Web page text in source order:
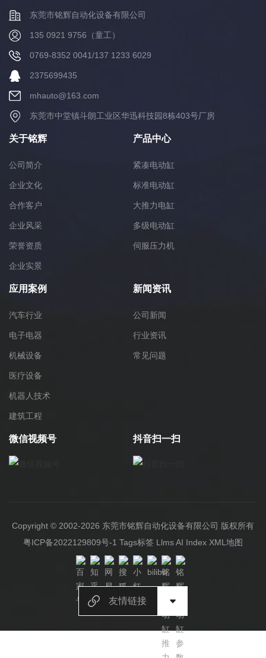
东莞市铭辉自动化设备有限公司
135 0921 9756（童工）
0769-8352 0041/137 1233 6029
2375699435
mhauto@163.com
东莞市中堂镇斗朗工业区华迅科技园8栋403号厂房
关于铭辉
公司简介
企业文化
合作客户
企业风采
荣誉资质
企业实景
产品中心
紧凑电动缸
标准电动缸
大推力电缸
多级电动缸
伺服压力机
应用案例
汽车行业
电子电器
机械设备
医疗设备
机器人技术
建筑工程
新闻资讯
公司新闻
行业资讯
常见问题
微信视频号 抖音扫一扫
Copyright © 2002-2026 东莞市铭辉自动化设备有限公司 版权所有
粤ICP备2022129809号-1 Tags标签 LlmsAI Index XML地图
友情链接